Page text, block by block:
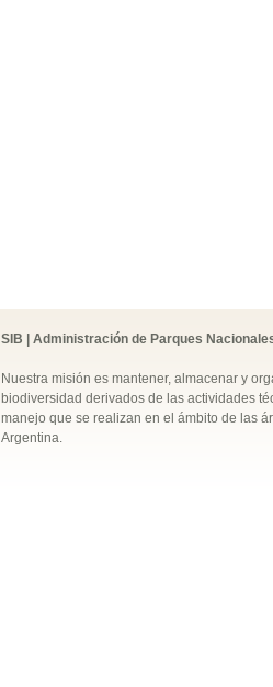
SIB | Administración de Parques
Nuestra misión es mantener, almacenar y
biodiversidad derivados de las actividades
manejo que se realizan en el ámbito de las
Argentina.